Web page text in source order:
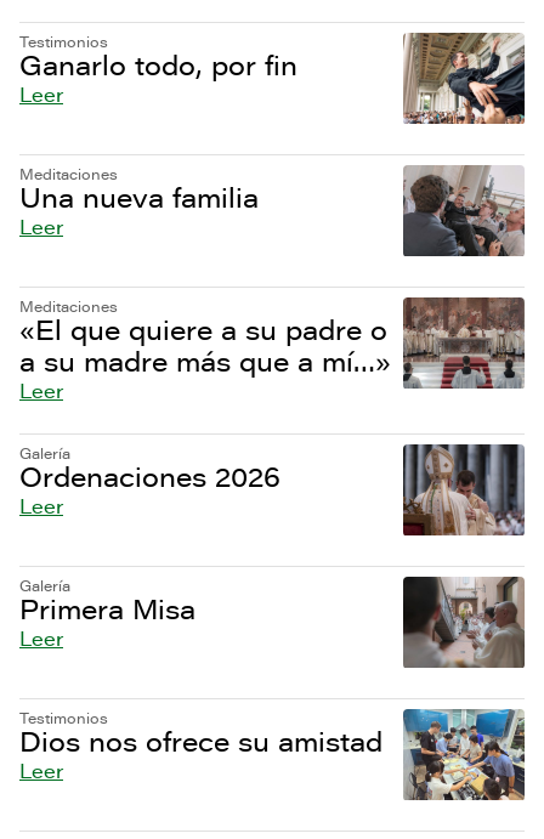
Testimonios
Ganarlo todo, por fin
Leer
Meditaciones
Una nueva familia
Leer
Meditaciones
«El que quiere a su padre o
a su madre más que a mí…»
Leer
Galería
Ordenaciones 2026
Leer
Galería
Primera Misa
Leer
Testimonios
Dios nos ofrece su amistad
Leer